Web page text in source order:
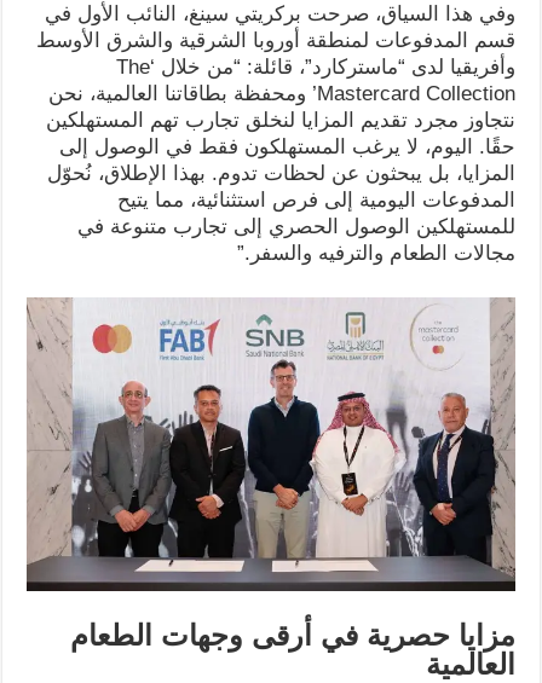
وفي هذا السياق، صرحت بركريتي سينغ، النائب الأول في
قسم المدفوعات لمنطقة أوروبا الشرقية والشرق الأوسط
وأفريقيا لدى “ماستركارد”، قائلة: “من خلال ‘The
Mastercard Collection’ ومحفظة بطاقاتنا العالمية، نحن
نتجاوز مجرد تقديم المزايا لنخلق تجارب تهم المستهلكين
حقًا. اليوم، لا يرغب المستهلكون فقط في الوصول إلى
المزايا، بل يبحثون عن لحظات تدوم. بهذا الإطلاق، نُحوّل
المدفوعات اليومية إلى فرص استثنائية، مما يتيح
للمستهلكين الوصول الحصري إلى تجارب متنوعة في
مجالات الطعام والترفيه والسفر.”
مزايا حصرية في أرقى وجهات الطعام
العالمية